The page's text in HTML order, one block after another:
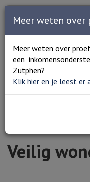
Open en sluit
Menu
Lees voor
Uitleg woorden
Simpele tekst
Home Wonen en
wonen
Veilig
Meer weten over
Meer weten over
een
Zutphen?
Klik hier en je leest er